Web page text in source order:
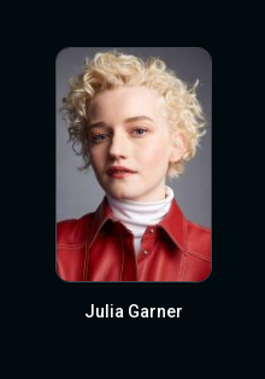
Julia Garner